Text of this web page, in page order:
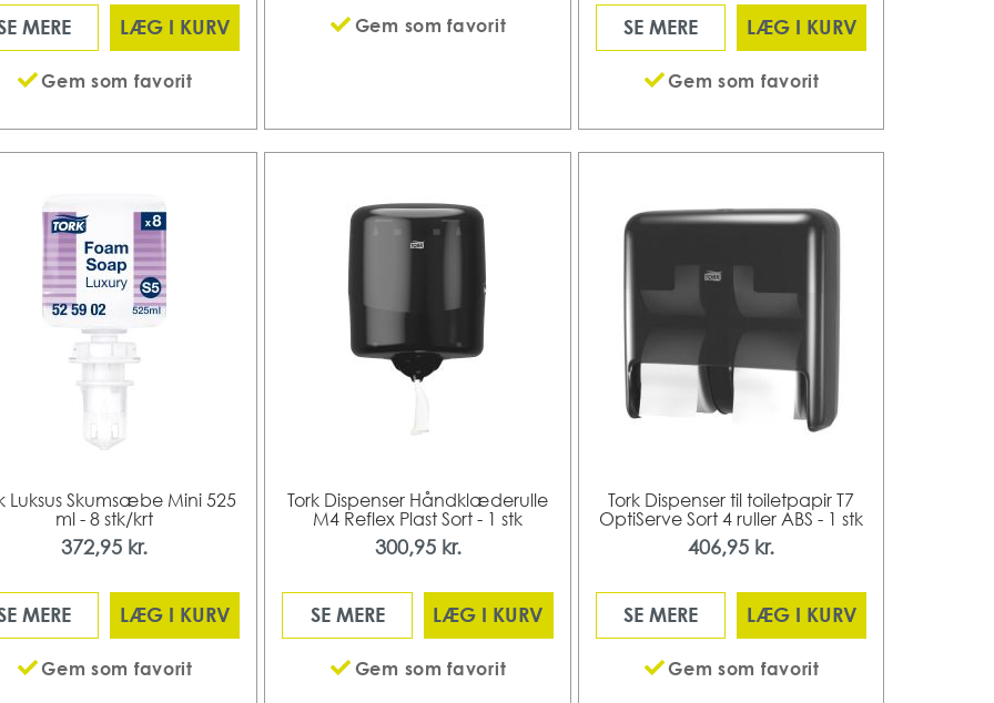
MERE LÆG I KURV
Gem som favorit
Gem som favorit SE MERE LÆG I KURV
Gem som favorit
Luksus Skumsæbe Mini 525
ml - 8 stk/krt
372,95 kr.
MERE LÆG I KURV
Gem som favorit
Tork Dispenser Håndklæderulle
M4 Reflex Plast Sort - 1 stk
300,95 kr.
SE MERE LÆG I KURV
Gem som favorit
Tork Dispenser til toiletpapir T7
OptiServe Sort 4 ruller ABS - 1 stk
406,95 kr.
SE MERE LÆG I KURV
Gem som favorit